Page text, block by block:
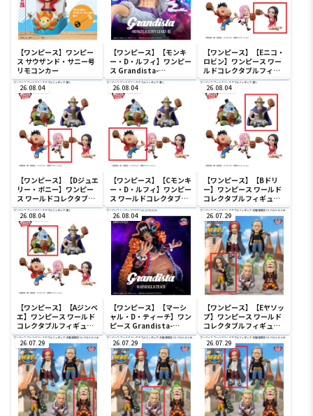
【ワンピース】ワンピー
ス サウザンド・サニー号
リモコンカー
【ワンピース】【モンキ
ー・D・ルフィ】ワンピー
ス Grandista-
MONKEY.D.LUFFY
GEAR5-Ⅲ
【ワンピース】【Eニコ・
ロビン】ワンピース ワー
ルドコレクタブルフィギ
ュア-宴1-
26.08.04
【ワンピース】【Dジュエ
リー・ボニー】ワンピー
ス ワールドコレクタブル
フィギュア-宴1-
26.08.04
【ワンピース】【Cモンキ
ー・D・ルフィ】ワンピー
ス ワールドコレクタブル
フィギュア-宴1-
26.08.04
【ワンピース】【Bドリ
ー】ワンピース ワールド
コレクタブルフィギュア-
宴1-
26.08.04
【ワンピース】【Aジンベ
エ】ワンピース ワールド
コレクタブルフィギュア-
宴1-
26.08.04
【ワンピース】【マーシ
ャル・D・ティーチ】ワン
ピース Grandista-
MARSHALL.D.TEACH-
26.07.29
【ワンピース】【Eヤソッ
プ】ワンピース ワールド
コレクタブルフィギュア-
赤髪海賊団 VS バルトロメ
オ-
26.07.29 26.07.29 26.07.29